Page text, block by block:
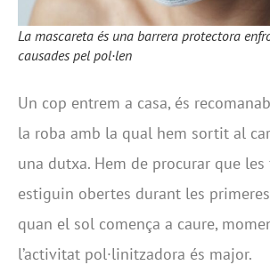
La mascareta és una barrera protectora
causades pel pol·len
Un cop entrem a casa, és
la roba amb la qual hem sortit al
una dutxa. Hem de procurar que
estiguin obertes durant les
quan el sol comença a caure,
l’activitat pol·linitzadora és major.